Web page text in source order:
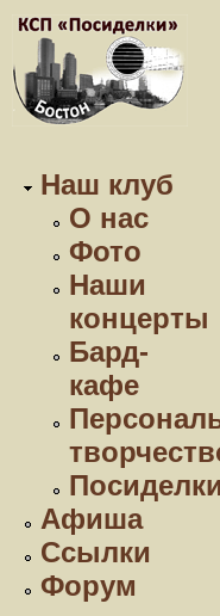
Наш клуб
О нас
Фото
Наши
концерты
Бард-
кафе
Посиделки
Афиша
Ссылки
Форум